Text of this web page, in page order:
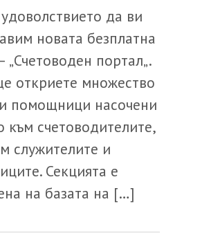
да ви
новата безплатна
„Счетоводен портал„.
откриете множество
помощници насочени
към счетоводителите,
служителите и
Секцията е
на базата на […]